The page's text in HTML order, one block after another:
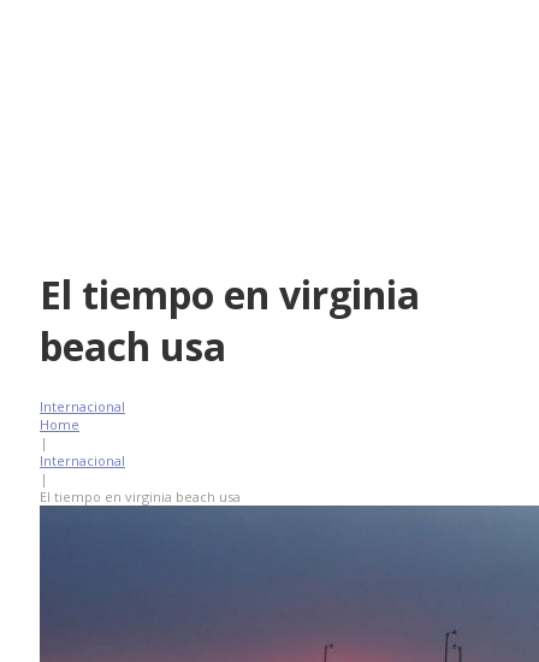
El tiempo en virginia
beach usa
Internacional
Home
|
Internacional
|
El tiempo en virginia beach usa